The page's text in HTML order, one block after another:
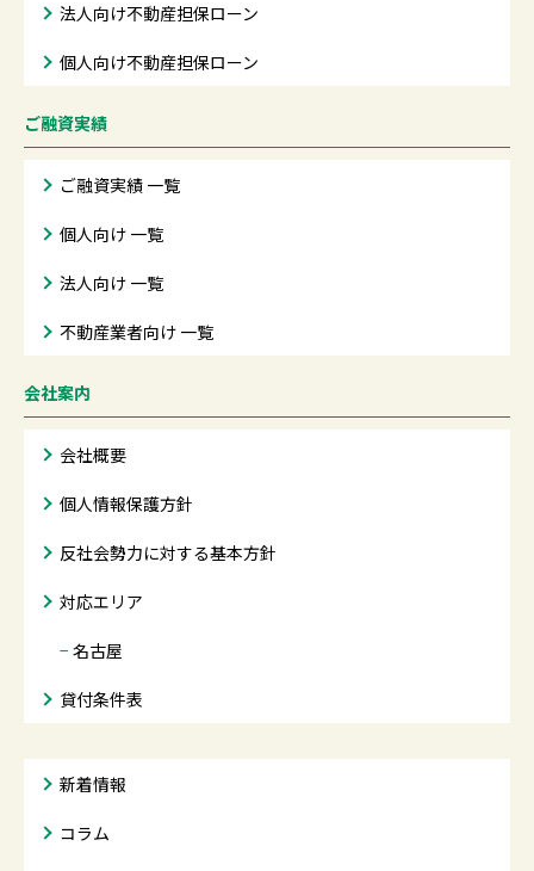
法人向け不動産担保ローン
個人向け不動産担保ローン
ご融資実績
ご融資実績 一覧
個人向け 一覧
法人向け 一覧
不動産業者向け 一覧
会社案内
会社概要
個人情報保護方針
反社会勢力に対する基本方針
対応エリア
− 名古屋
貸付条件表
新着情報
コラム